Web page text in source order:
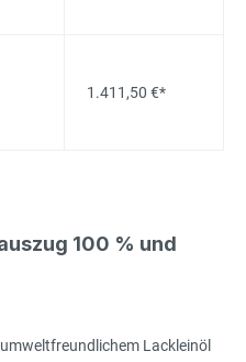
1.411,50 €*
100 % und
Lackleinöl